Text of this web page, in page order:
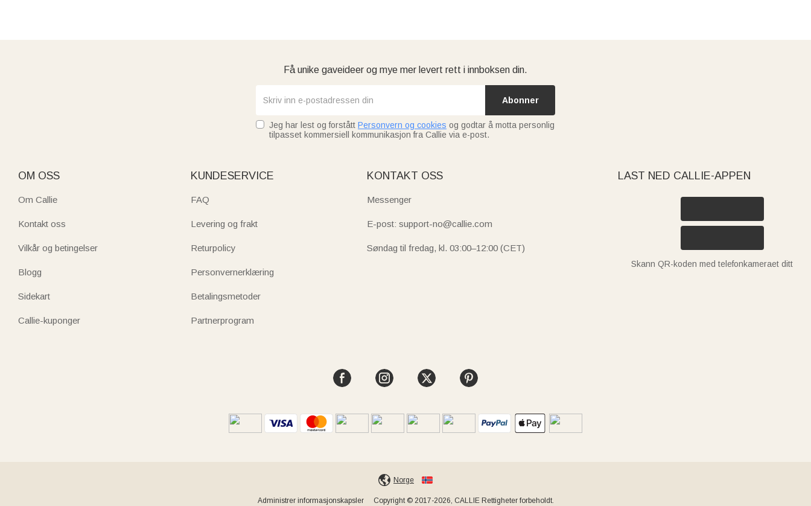
Få unike gaveideer og mye mer levert rett i innboksen din.
Abonner
Jeg har lest og forstått Personvern og cookies og godtar å motta personlig
tilpasset kommersiell kommunikasjon fra Callie via e-post.
OM OSS
Om Callie
Kontakt oss
Vilkår og betingelser
Blogg
Sidekart
Callie-kuponger
KUNDESERVICE
FAQ
Levering og frakt
Returpolicy
Personvernerklæring
Betalingsmetoder
Partnerprogram
KONTAKT OSS
Messenger
E-post: support-no@callie.com
Søndag til fredag, kl. 03:00–12:00 (CET)
LAST NED CALLIE-APPEN
Skann QR-koden med telefonkameraet ditt
Norge
Administrer informasjonskapsler Copyright © 2017-2026, CALLIE Rettigheter forbeholdt.